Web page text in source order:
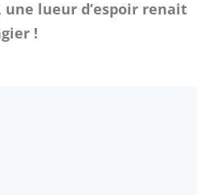
une lueur d’espoir renait
!